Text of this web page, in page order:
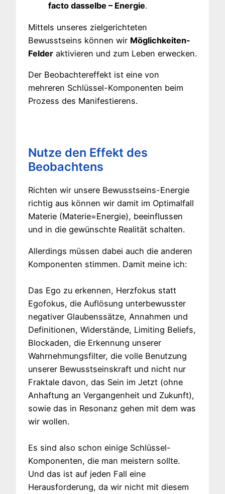
facto dasselbe – Energie.
Mittels unseres zielgerichteten
Bewusstseins können wir Möglichkeiten-
Felder aktivieren und zum Leben erwecken.
Der Beobachtereffekt ist eine von
mehreren Schlüssel-Komponenten beim
Prozess des Manifestierens.
Nutze den Effekt des
Beobachtens
Richten wir unsere Bewusstseins-Energie
richtig aus können wir damit im Optimalfall
Materie (Materie=Energie), beeinflussen
und in die gewünschte Realität schalten.
Allerdings müssen dabei auch die anderen
Komponenten stimmen. Damit meine ich:
Das Ego zu erkennen, Herzfokus statt
Egofokus, die Auflösung unterbewusster
negativer Glaubenssätze, Annahmen und
Definitionen, Widerstände, Limiting Beliefs,
Blockaden, die Erkennung unserer
Wahrnehmungsfilter, die volle Benutzung
unserer Bewusstseinskraft und nicht nur
Fraktale davon, das Sein im Jetzt (ohne
Anhaftung an Vergangenheit und Zukunft),
sowie das in Resonanz gehen mit dem was
wir wollen.
Es sind also schon einige Schlüssel-
Komponenten, die man meistern sollte.
Und das ist auf jeden Fall eine
Herausforderung, da wir nicht mit diesem